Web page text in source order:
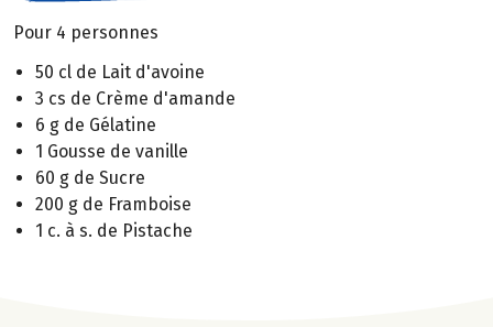
Pour 4 personnes
50 cl de Lait d'avoine
3 cs de Crème d'amande
6 g de Gélatine
1 Gousse de vanille
60 g de Sucre
200 g de Framboise
1 c. à s. de Pistache